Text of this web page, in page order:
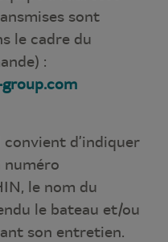
sont
le cadre du
:
convient d’indiquer
numéro
le nom du
le bateau et/ou
son entretien.